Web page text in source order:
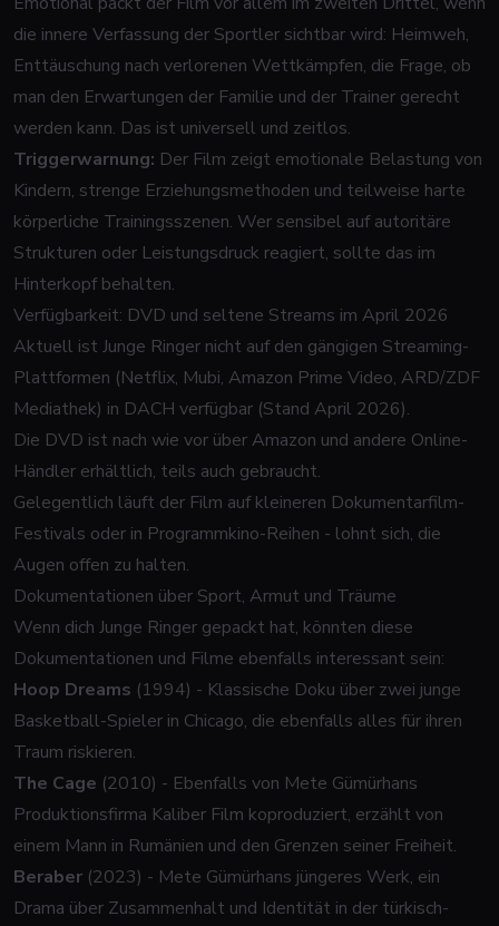
die innere Verfassung der Sportler sichtbar wird: Heimweh,
Enttäuschung nach verlorenen Wettkämpfen, die Frage, ob
man den Erwartungen der Familie und der Trainer gerecht
werden kann. Das ist universell und zeitlos.
Triggerwarnung: Der Film zeigt emotionale Belastung von
Kindern, strenge Erziehungsmethoden und teilweise harte
körperliche Trainingsszenen. Wer sensibel auf autoritäre
Strukturen oder Leistungsdruck reagiert, sollte das im
Hinterkopf behalten.
Verfügbarkeit: DVD und seltene Streams im April 2026
Aktuell ist Junge Ringer nicht auf den gängigen Streaming-
Plattformen (Netflix, Mubi, Amazon Prime Video, ARD/ZDF
Mediathek) in DACH verfügbar (Stand April 2026).
Die DVD ist nach wie vor über Amazon und andere Online-
Händler erhältlich, teils auch gebraucht.
Gelegentlich läuft der Film auf kleineren Dokumentarfilm-
Festivals oder in Programmkino-Reihen - lohnt sich, die
Augen offen zu halten.
Dokumentationen über Sport, Armut und Träume
Wenn dich Junge Ringer gepackt hat, könnten diese
Dokumentationen und Filme ebenfalls interessant sein:
Hoop Dreams (1994) - Klassische Doku über zwei junge
Basketball-Spieler in Chicago, die ebenfalls alles für ihren
Traum riskieren.
The Cage (2010) - Ebenfalls von Mete Gümürhans
Produktionsfirma Kaliber Film koproduziert, erzählt von
einem Mann in Rumänien und den Grenzen seiner Freiheit.
Beraber (2023) - Mete Gümürhans jüngeres Werk, ein
Drama über Zusammenhalt und Identität in der türkisch-